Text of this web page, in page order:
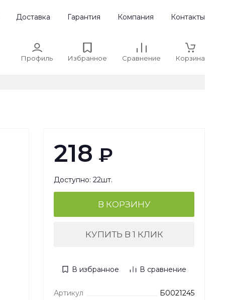
Доставка Гарантия Компания Контакты
Профиль Избранное Сравнение Корзина
218 ₽
Доступно: 22шт.
В КОРЗИНУ
КУПИТЬ В 1 КЛИК
В избранное В сравнение
Артикул
Б0021245